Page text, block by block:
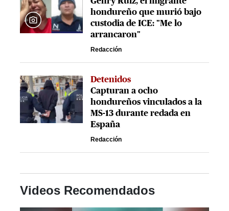
hondureño que murió bajo
custodia de ICE: "Me lo
arrancaron"
Redacción
Detenidos
Capturan a ocho
hondureños vinculados a la
MS-13 durante redada en
España
Redacción
Videos Recomendados